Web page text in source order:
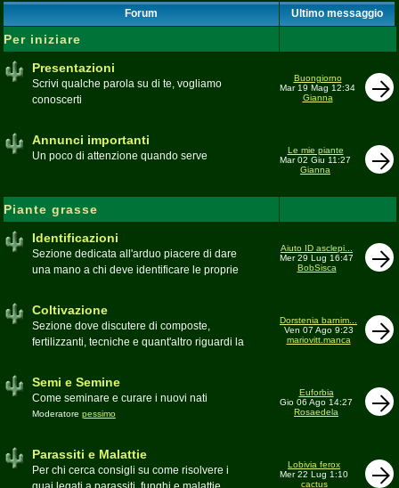
Forum Ultimo messaggio
Per iniziare
Presentazioni
Scrivi qualche parola su di te, vogliamo
conoscerti
Buongiorno
Mar 19 Mag 12:34
Gianna
Annunci importanti
Un poco di attenzione quando serve
Le mie piante
Mar 02 Giu 11:27
Gianna
Piante grasse
Identificazioni
Sezione dedicata all'arduo piacere di dare
una mano a chi deve identificare le proprie
Aiuto ID asclepi...
Mer 29 Lug 16:47
BobSisca
Coltivazione
Sezione dove discutere di composte,
fertilizzanti, tecniche e quant'altro riguardi la
Dorstenia barnim...
Ven 07 Ago 9:23
mariovitt.manca
Semi e Semine
Come seminare e curare i nuovi nati
Moderatore pessimo
Euforbia
Gio 06 Ago 14:27
Rosaedela
Parassiti e Malattie
Per chi cerca consigli su come risolvere i
Lobivia ferox
Mer 22 Lug 1:10
cactus